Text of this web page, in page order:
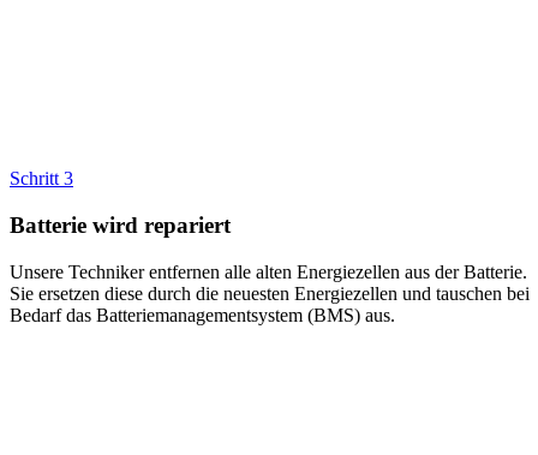
Schritt 3
Batterie wird repariert
Unsere Techniker entfernen alle alten Energiezellen aus der Batterie.
Sie ersetzen diese durch die neuesten Energiezellen und tauschen bei
Bedarf das Batteriemanagementsystem (BMS) aus.